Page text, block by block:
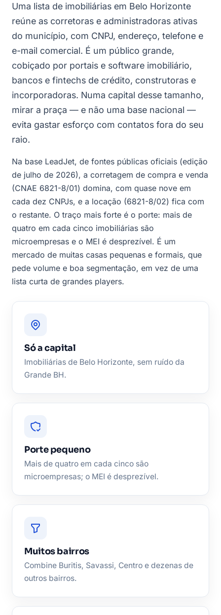
Uma lista de imobiliárias em Belo Horizonte
reúne as corretoras e administradoras ativas
do município, com CNPJ, endereço, telefone e
e-mail comercial. É um público grande,
cobiçado por portais e software imobiliário,
bancos e fintechs de crédito, construtoras e
incorporadoras. Numa capital desse tamanho,
mirar a praça — e não uma base nacional —
evita gastar esforço com contatos fora do seu
raio.
Na base LeadJet, de fontes públicas oficiais (edição
de julho de 2026), a corretagem de compra e venda
(CNAE 6821-8/01) domina, com quase nove em
cada dez CNPJs, e a locação (6821-8/02) fica com
o restante. O traço mais forte é o porte: mais de
quatro em cada cinco imobiliárias são
microempresas e o MEI é desprezível. É um
mercado de muitas casas pequenas e formais, que
pede volume e boa segmentação, em vez de uma
lista curta de grandes players.
Só a capital
Imobiliárias de Belo Horizonte, sem ruído da
Grande BH.
Porte pequeno
Mais de quatro em cada cinco são
microempresas; o MEI é desprezível.
Muitos bairros
Combine Buritis, Savassi, Centro e dezenas de
outros bairros.